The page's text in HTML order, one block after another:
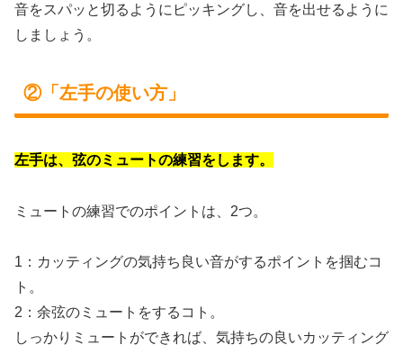
音をスパッと切るようにピッキングし、音を出せるように
しましょう。
②「左手の使い方」
左手は、弦のミュートの練習をします。
ミュートの練習でのポイントは、2つ。
1：カッティングの気持ち良い音がするポイントを掴むコ
ト。
2：余弦のミュートをするコト。
しっかりミュートができれば、気持ちの良いカッティング